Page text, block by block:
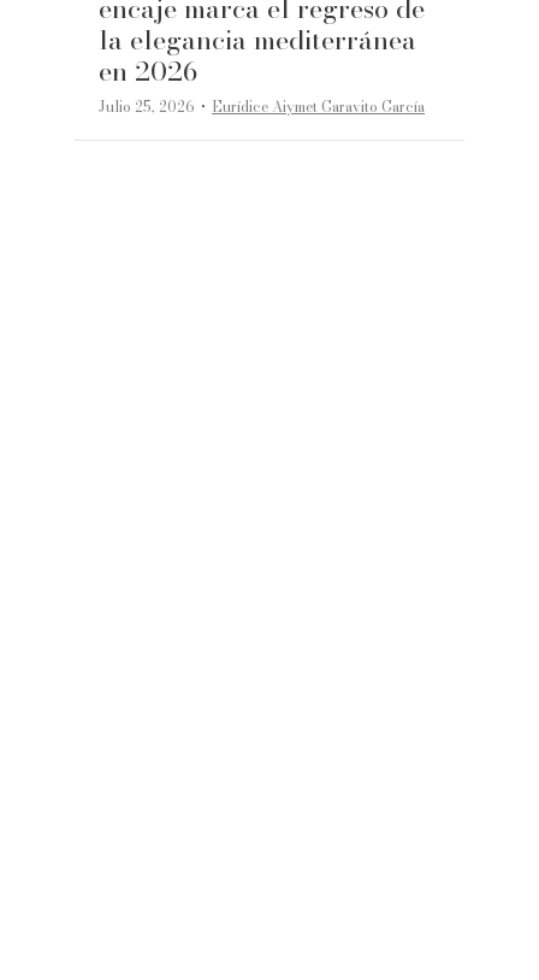
encaje marca el regreso de
la elegancia mediterránea
en 2026
Julio 25, 2026 ·Eurídice Aiymet Garavito García